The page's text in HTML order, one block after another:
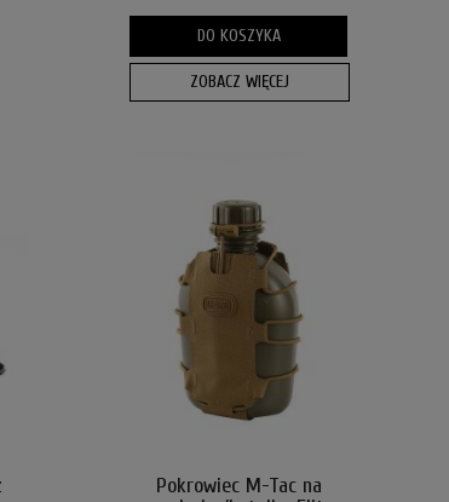
DO KOSZYKA
ZOBACZ WIĘCEJ
Pokrowiec M-Tac na